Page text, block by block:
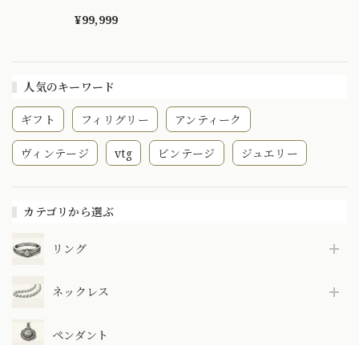
人気のキーワード
ギフト フィリグリー アンティーク
ヴィンテージ vtg ビンテージ ジュエリー
カテゴリから選ぶ
リング
ネックレス
ペンダント
コ バターカップリ
¥99,999